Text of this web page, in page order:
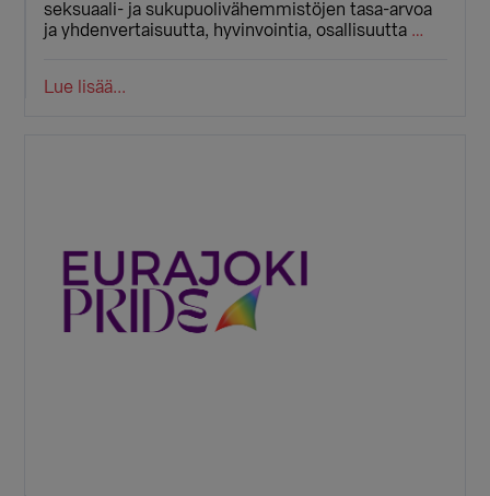
seksuaali- ja sukupuolivähemmistöjen tasa-arvoa
ja yhdenvertaisuutta, hyvinvointia, osallisuutta …
Lue lisää...